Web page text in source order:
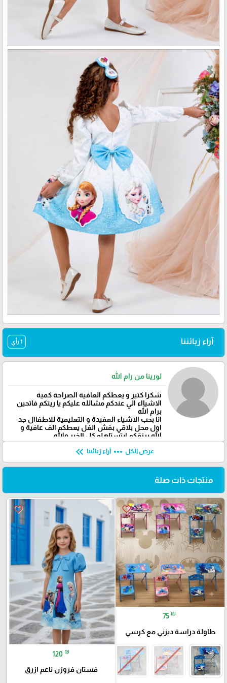
آراء زبائننا 1 رأي
لورينا من رام الله
شكرا كتير و يعطكم العافية الصراحة كمية
الاشيااء الي عندكم مشالله عليكم يا ريتكم فاتحين
برام الله
انا بحب الاشياء المفيدة و التعليمية للاطفاال جد
اول محل بلاقي بفش الغل يعطكم الف عافية و
الله يرزقكم ابتستاهلو كل الخير والله
عرض الكل more_horiz آراء زبائننا keyboard_double_arrow_left
منتجات ذات صلة
favorite_border
75 ₪
طاولة دراسة ديزني مع كرسي
favorite_border
120 ₪
فستان فروزن ناعم ازرق